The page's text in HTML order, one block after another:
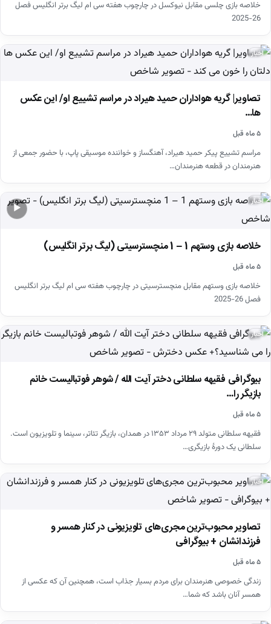
خلاصه بازی چلسی مقابل نیوکسل در چارچوب هفته سی ام لیگ برتر انگلیس فصل
26-2025
اخبار
تصاویر| گریه هواداران حمید هیراد در مراسم تشییع او/ این عکس
ها…
۵ ماه قبل
مراسم تشییع پیکر حمید هیراد، آهنگساز و خواننده موسیقی پاپ، با حضور جمعی از
هنرمندان در قطعه هنرمندان…
▶
اخبار
خلاصه بازی وستهم 1 – 1 منچسترسیتی (لیگ برتر انگلیس)
۵ ماه قبل
خلاصه بازی وستهم مقابل منچسترسیتی در چارچوب هفته سی ام لیگ برتر انگلیس
فصل 26-2025
اخبار
بیوگرافی فقیهه سلطانی دختر آیت الله / شوهر فوتبالیست خانم
بازیگر را…
۵ ماه قبل
فقیهه سلطانی متولد ۲۹ مرداد ۱۳۵۳ در همدان، بازیگر تئاتر، سینما و تلویزیون است.
سلطانی یک دورهٔ بازیگری…
اخبار
تصاویر محبوب‌ترین مجری‌های تلویزیونی در کنار همسر و
فرزندانشان + بیوگرافی
۵ ماه قبل
زندگی خصوصی هنرمندان برای مردم بسیار جذاب است، همچنین آن که عکسی از
همسر آنان باشد که شما…